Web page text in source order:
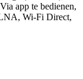
app te bedienen,
Wi-Fi Direct,